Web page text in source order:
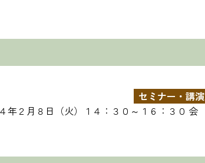
セミナー・講演
２月８日（火）１４：３０～１６：３０ 会